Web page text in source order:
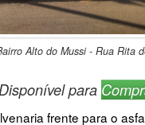
Alto do Mussi - Rua Rita
Disponível para
frente para o